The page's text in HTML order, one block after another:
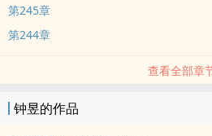
第245章
第244章
查看全部章
钟昱的作品